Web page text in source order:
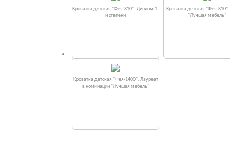
Кроватка детская "Фея-810". Диплом 1-
й степени
Кроватка детская "Фея-
"Лучшая мебель"
Кроватка детская "Фея-1400". Лауреат
в номинации "Лучшая мебель"